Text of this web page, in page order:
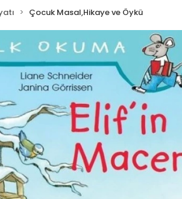
Çocuk Masal,Hikaye ve Öykü